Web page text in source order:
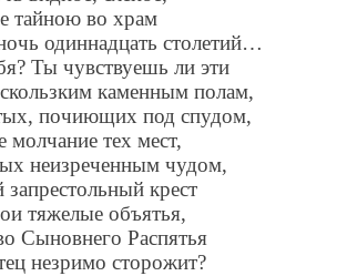
тайною во храм
одиннадцать столетий…
Ты чувствуешь ли эти
каменным полам,
почиющих под спудом,
тех мест,
неизреченным чудом,
крест
тяжелые объятья,
Сыновнего Распятья
незримо сторожит?